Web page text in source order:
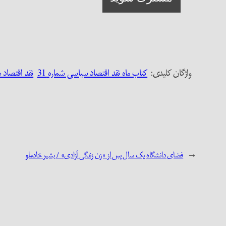
واژگان کلیدی:‌کتاب ماه نقد اقتصاد سیاسی شماره 31 نقد
← فضای دانشگاه یک سال پس از «زن زندگی آزادی» / بشیر خادملو